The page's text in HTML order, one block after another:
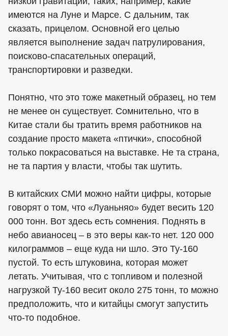
имеются на Луне и Марсе. С дальним, так
сказать, прицелом. Основной его целью
является выполнение задач патрулирования,
поисково-спасательных операций,
транспортировки и разведки.
Понятно, что это тоже макетный образец, но тем
не менее он существует. Сомнительно, что в
Китае стали бы тратить время работников на
создание просто макета «птички», способной
только покрасоваться на выставке. Не та страна,
не та партия у власти, чтобы так шутить.
В китайских СМИ можно найти цифры, которые
говорят о том, что «Луаньняо» будет весить 120
000 тонн. Вот здесь есть сомнения. Поднять в
небо авианосец – в это веры как-то нет. 120 000
килограммов – еще куда ни шло. Это Ту-160
пустой. То есть штуковина, которая может
летать. Учитывая, что с топливом и полезной
нагрузкой Ту-160 весит около 275 тонн, то можно
предположить, что и китайцы смогут запустить
что-то подобное.